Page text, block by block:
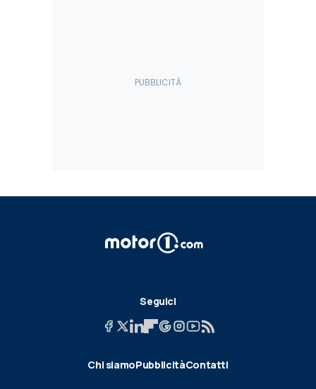
Seguici
Chi siamoPubblicitàContatti